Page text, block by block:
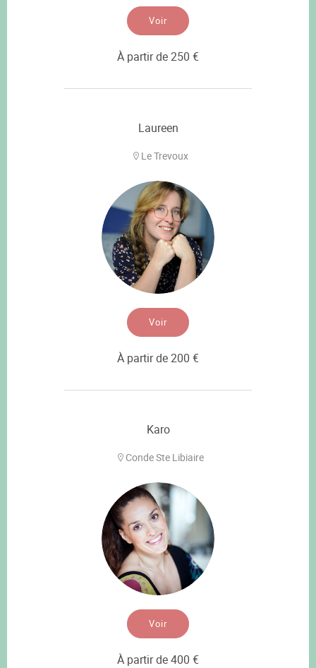
Voir
À partir de 250 €
Laureen
Le Trevoux
Voir
À partir de 200 €
Karo
Conde Ste Libiaire
Voir
À partir de 400 €